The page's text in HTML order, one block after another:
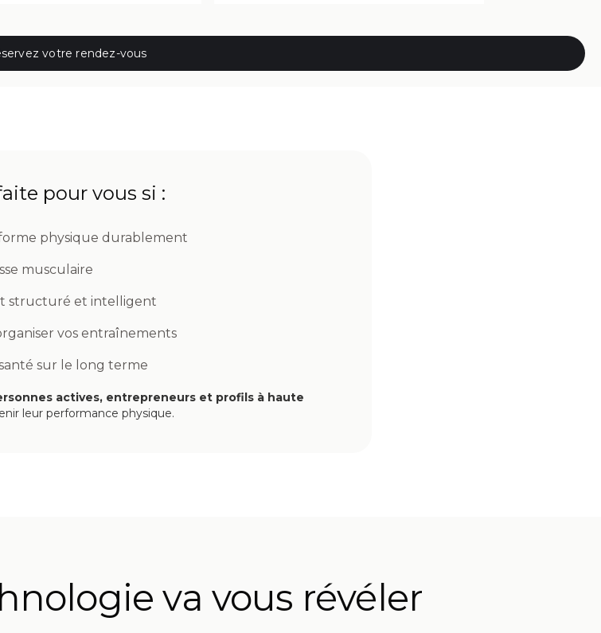
votre rendez-vous
pour vous si :
physique durablement
musculaire
structuré et intelligent
vos entraînements
sur le long terme
actives, entrepreneurs et profils à haute
leur performance physique.
va vous révéler